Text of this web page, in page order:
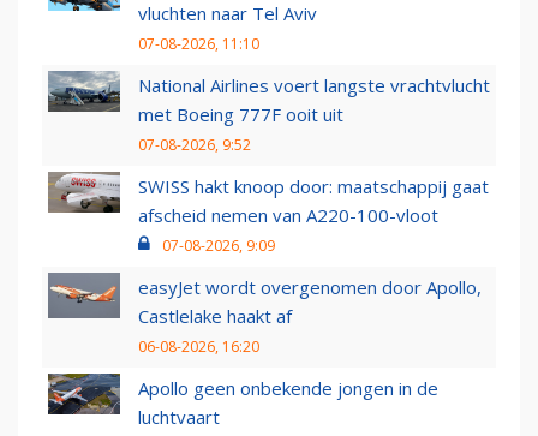
vluchten naar Tel Aviv
07-08-2026, 11:10
National Airlines voert langste vrachtvlucht
met Boeing 777F ooit uit
07-08-2026, 9:52
SWISS hakt knoop door: maatschappij gaat
afscheid nemen van A220-100-vloot
07-08-2026, 9:09
easyJet wordt overgenomen door Apollo,
Castlelake haakt af
06-08-2026, 16:20
Apollo geen onbekende jongen in de
luchtvaart